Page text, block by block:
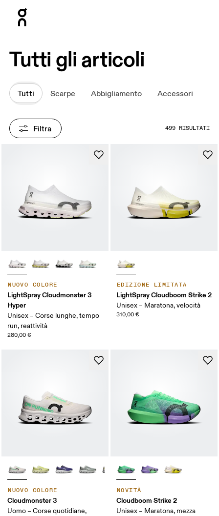
Tutti gli articoli
Tutti Scarpe Abbigliamento Accessori
Filtra 499 RISULTATI
NUOVO COLORE
LightSpray Cloudmonster 3
Hyper
Unisex – Corse lunghe, tempo
run, reattività
280,00 €
EDIZIONE LIMITATA
LightSpray Cloudboom Strike 2
Unisex – Maratona, velocità
310,00 €
NUOVO COLORE
Cloudmonster 3
Uomo – Corse quotidiane,
NOVITÀ
Cloudboom Strike 2
Unisex – Maratona, mezza